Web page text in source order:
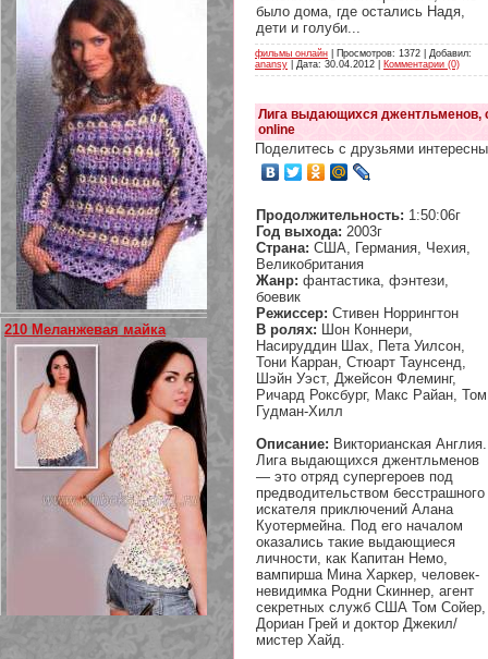
210 Меланжевая майка
было дома, где остались Надя,
дети и голуби...
фильмы онлайн | Просмотров: 1372 | Добавил:
anansy | Дата: 30.04.2012 Комментарии (0)
Лига выдающихся джентльменов,
online
Поделитесь с друзьями
Продолжительность: 1:50:06г
Год выхода: 2003г
Страна: США, Германия, Чехия,
Великобритания
Жанр: фантастика, фэнтези,
боевик
Режиссер: Стивен Норрингтон
В ролях: Шон Коннери,
Насируддин Шах, Пета Уилсон,
Тони Карран, Стюарт Таунсенд,
Шэйн Уэст, Джейсон Флеминг,
Ричард Роксбург, Макс Райан, Том
Гудман-Хилл
Описание: Викторианская Англия.
Лига выдающихся джентльменов
— это отряд супергероев под
предводительством бесстрашного
искателя приключений Алана
Куотермейна. Под его началом
оказались такие выдающиеся
личности, как Капитан Немо,
вампирша Мина Харкер, человек-
невидимка Родни Скиннер, агент
секретных служб США Том Сойер,
Дориан Грей и доктор Джекил/
мистер Хайд.